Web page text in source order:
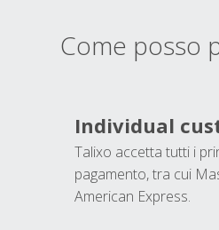
Come posso
Individual
Talixo accetta tutti i
pagamento, tra cui
American Express.